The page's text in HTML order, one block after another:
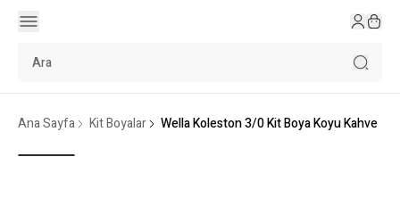
Ana Sayfa Kit Boyalar Wella Koleston 3/0 Kit Boya Koyu Kahve